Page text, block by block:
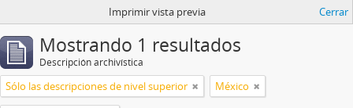
Imprimir vista previa Cerrar
Mostrando 1 resultados
Descripción archivística
Sólo las descripciones de nivel superior México